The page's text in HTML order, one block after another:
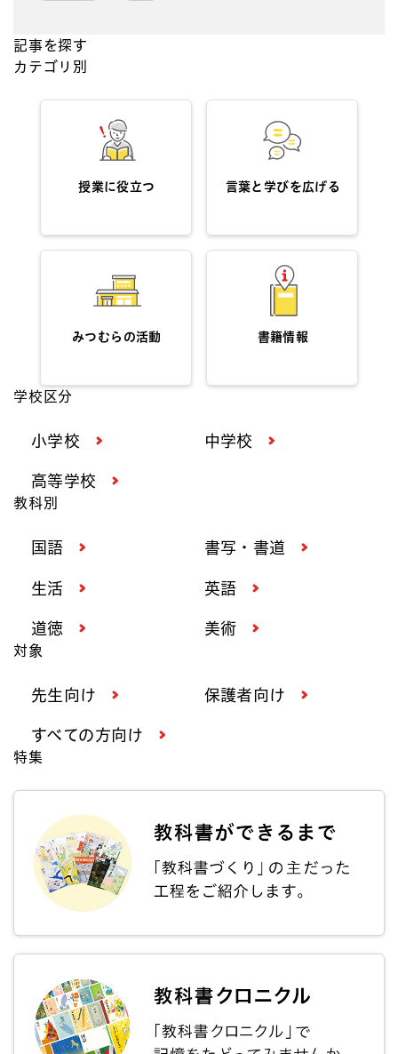
記事を探す
カテゴリ別
授業に役立つ 言葉と学びを広げる
みつむらの活動 書籍情報
学校区分
小学校 中学校
高等学校
教科別
国語 書写・書道
生活 英語
道徳 美術
対象
先生向け 保護者向け
すべての方向け
特集